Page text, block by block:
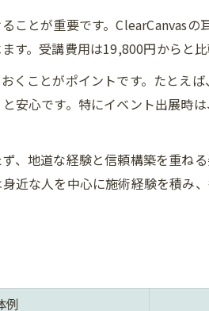
られる耳つぼジュエリー副業スキ
の内容とサポート体制
ておきたい講座選びのポイント
取得後の活用イメージ
つぼジュエリー副業の魅力
とが重要です。ClearCanvas
。受講費用は19,800円からと比
ことがポイントです。たとえ
安心です。特にイベント出展時
、地道な経験と信頼構築を重ね
近な人を中心に施術経験を積み
例